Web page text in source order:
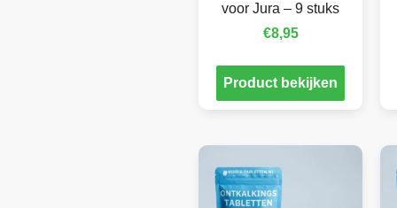
voor Jura – 9 stuks
€8,95
Product bekijken